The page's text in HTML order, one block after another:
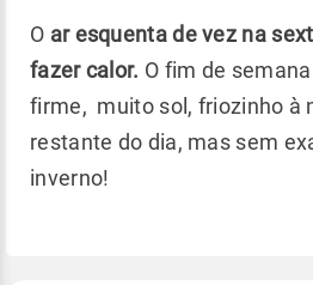
O ar esquenta de vez na
fazer calor. O fim de
firme, muito sol, friozinho à
restante do dia, mas sem
inverno!